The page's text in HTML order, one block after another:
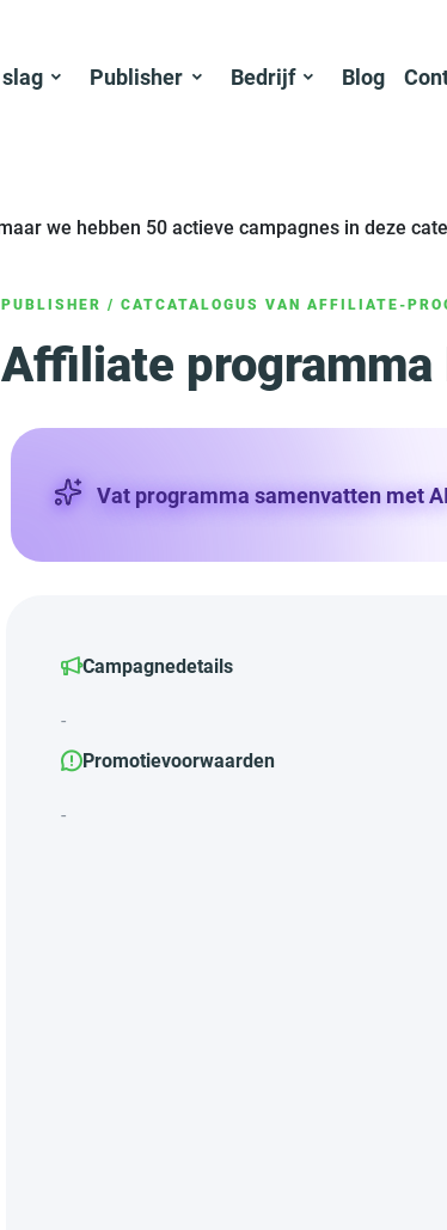
Publisher Bedrijf Blog
we hebben 50 actieve campagnes in deze
PUBLISHER / CATCATALOGUS VAN AFFILIATE-
Affiliate programma
Vat programma samenvatten met AI
Campagnedetails
-
Promotievoorwaarden
-